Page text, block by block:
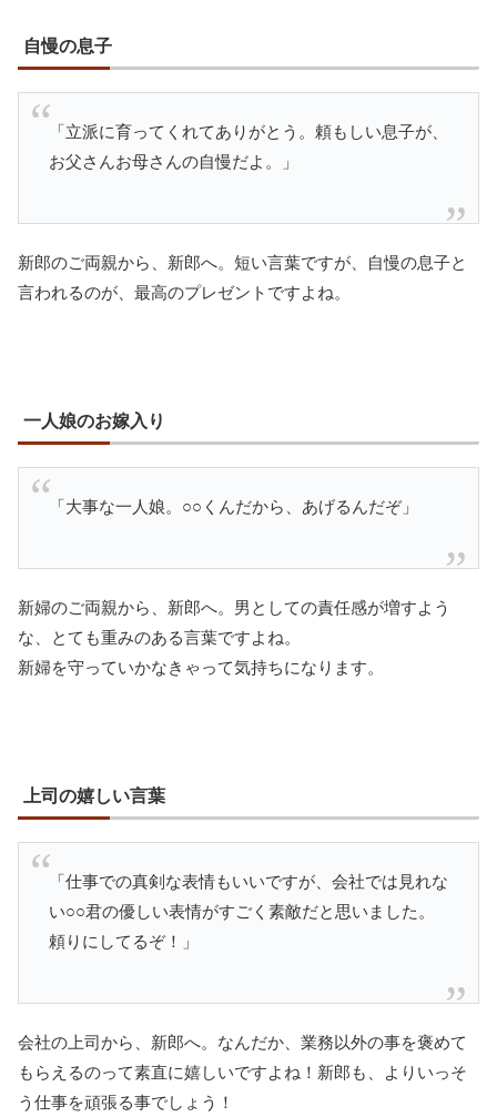
自慢の息子
「立派に育ってくれてありがとう。頼もしい息子が、
お父さんお母さんの自慢だよ。」
新郎のご両親から、新郎へ。短い言葉ですが、自慢の息子と
言われるのが、最高のプレゼントですよね。
一人娘のお嫁入り
「大事な一人娘。○○くんだから、あげるんだぞ」
新婦のご両親から、新郎へ。男としての責任感が増すよう
な、とても重みのある言葉ですよね。
新婦を守っていかなきゃって気持ちになります。
上司の嬉しい言葉
「仕事での真剣な表情もいいですが、会社では見れな
い○○君の優しい表情がすごく素敵だと思いました。
頼りにしてるぞ！」
会社の上司から、新郎へ。なんだか、業務以外の事を褒めて
もらえるのって素直に嬉しいですよね！新郎も、よりいっそ
う仕事を頑張る事でしょう！